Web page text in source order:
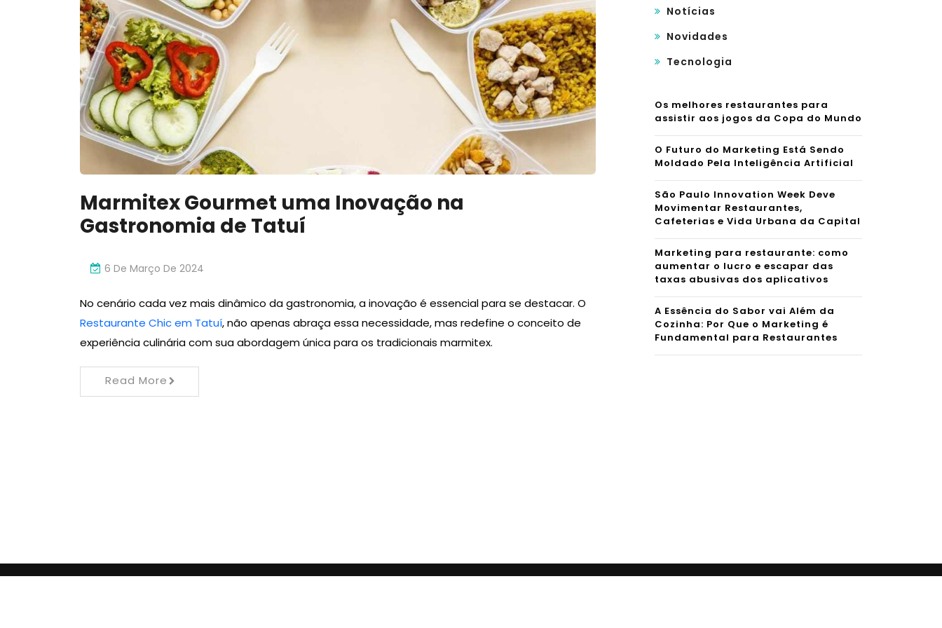
Marmitex Gourmet uma Inovação na
Gastronomia de Tatuí
6 De Março De 2024
No cenário cada vez mais dinâmico da gastronomia, a inovação é essencial para se destacar. O
Restaurante Chic em Tatuí, não apenas abraça essa necessidade, mas redefine o conceito de
experiência culinária com sua abordagem única para os tradicionais marmitex.
Read More
Notícias
Novidades
Tecnologia
Os melhores restaurantes para
assistir aos jogos da Copa do Mundo
O Futuro do Marketing Está Sendo
Moldado Pela Inteligência Artificial
São Paulo Innovation Week Deve
Movimentar Restaurantes,
Cafeterias e Vida Urbana da Capital
Marketing para restaurante: como
aumentar o lucro e escapar das
taxas abusivas dos aplicativos
A Essência do Sabor vai Além da
Cozinha: Por Que o Marketing é
Fundamental para Restaurantes